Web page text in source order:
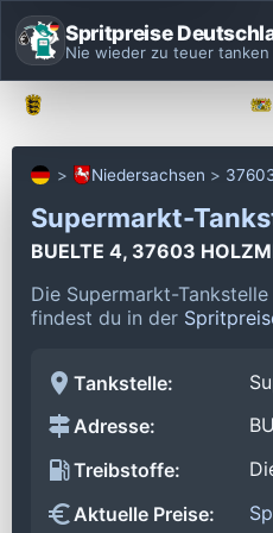
Spritpreise
Nie wieder zu teuer tanken
Niedersachsen
Supermarkt-
BUELTE 4, 37603
Die Supermarkt-
findest du in der
Tankstelle:
Adresse:
Treibstoffe:
Aktuelle Preise: